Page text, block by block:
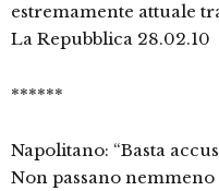
estremamente attuale
La Repubblica 28.02.10
******
Napolitano: “Basta
Non passano